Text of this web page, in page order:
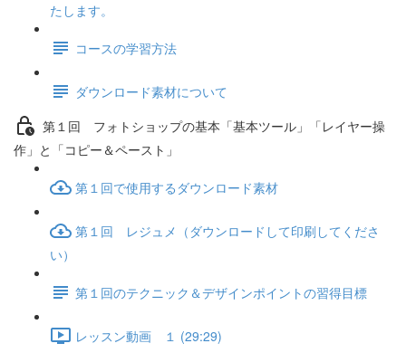
たします。
コースの学習方法
ダウンロード素材について
第１回 フォトショップの基本「基本ツール」「レイヤー操
作」と「コピー＆ペースト」
第１回で使用するダウンロード素材
第１回 レジュメ（ダウンロードして印刷してくださ
い）
第１回のテクニック＆デザインポイントの習得目標
レッスン動画 １ (29:29)